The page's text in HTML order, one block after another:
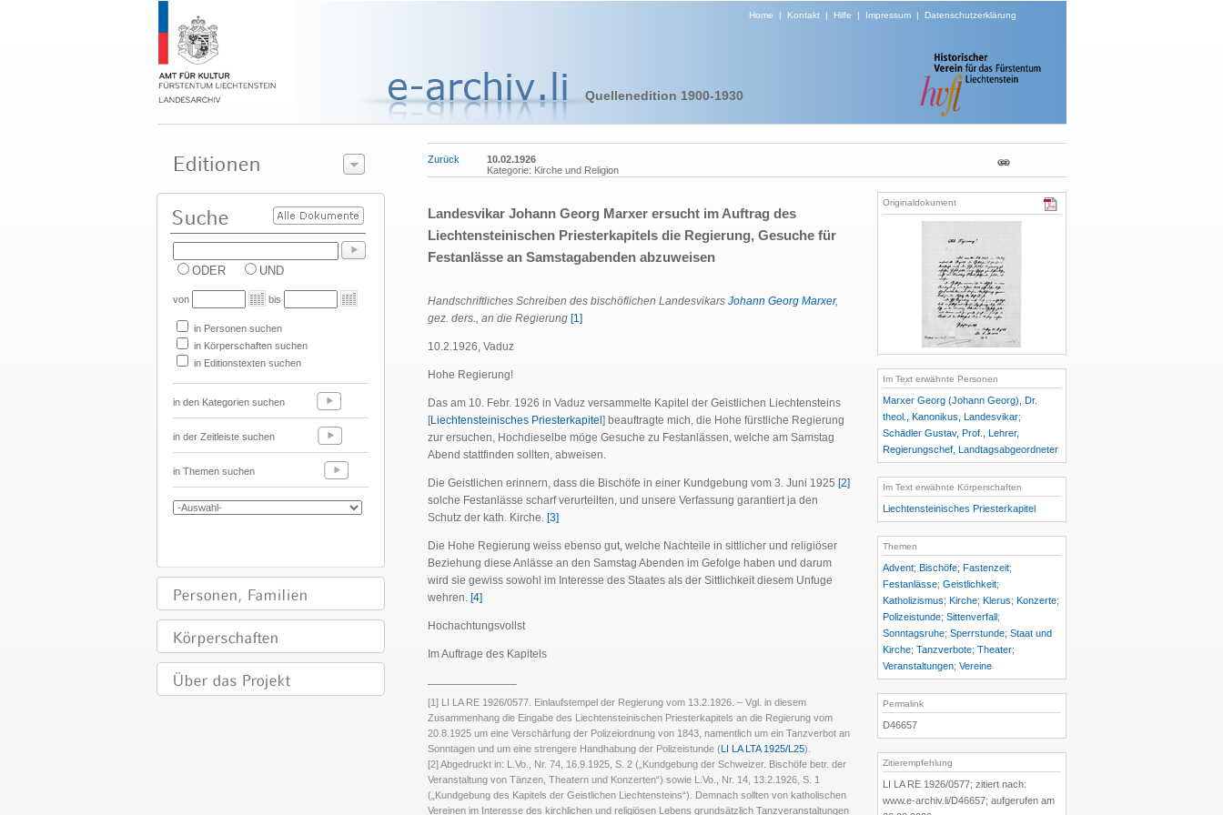
Home | Kontakt| Hilfe | Impressum| Datenschutzerklärung
Quellenedition 1900-1930
ODER UND
von bis
in Personen suchen
in Körperschaften suchen
in Editionstexten suchen
in den Kategorien suchen
in der Zeitleiste suchen
in Themen suchen
Zurück
10.02.1926
Kategorie: Kirche und Religion
Landesvikar Johann Georg Marxer ersucht im Auftrag des
Liechtensteinischen Priesterkapitels die Regierung, Gesuche für
Festanlässe an Samstagabenden abzuweisen
Handschriftliches Schreiben des bischöflichen Landesvikars Johann Georg Marxer,
gez. ders., an die Regierung [1]
10.2.1926, Vaduz
Hohe Regierung!
Das am 10. Febr. 1926 in Vaduz versammelte Kapitel der Geistlichen Liechtensteins
[Liechtensteinisches Priesterkapitel ] beauftragte mich, die Hohe fürstliche Regierung
zur ersuchen, Hochdieselbe möge Gesuche zu Festanlässen, welche am Samstag
Abend stattfinden sollten, abweisen.
Die Geistlichen erinnern, dass die Bischöfe in einer Kundgebung vom 3. Juni 1925 [2]
solche Festanlässe scharf verurteilten, und unsere Verfassung garantiert ja den
Schutz der kath. Kirche. [3]
Die Hohe Regierung weiss ebenso gut, welche Nachteile in sittlicher und religiöser
Beziehung diese Anlässe an den Samstag Abenden im Gefolge haben und darum
wird sie gewiss sowohl im Interesse des Staates als der Sittlichkeit diesem Unfuge
wehren. [4]
Hochachtungsvollst
Im Auftrage des Kapitels
[1] LI LA RE 1926/0577. Einlaufstempel der Regierung vom 13.2.1926. – Vgl. in diesem
Zusammenhang die Eingabe des Liechtensteinischen Priesterkapitels an die Regierung vom
20.8.1925 um eine Verschärfung der Polizeiordnung von 1843, namentlich um ein Tanzverbot an
Sonntagen und um eine strengere Handhabung der Polizeistunde (LI LA LTA 1925/L25).
[2] Abgedruckt in: L.Vo., Nr. 74, 16.9.1925, S. 2 („Kundgebung der Schweizer. Bischöfe betr. der
Veranstaltung von Tänzen, Theatern und Konzerten“) sowie L.Vo., Nr. 14, 13.2.1926, S. 1
(„Kundgebung des Kapitels der Geistlichen Liechtensteins“). Demnach sollten von katholischen
Vereinen im Interesse des kirchlichen und religiösen Lebens grundsätzlich Tanzveranstaltungen
Originaldokument
Im Text erwähnte Personen
Marxer Georg (Johann Georg), Dr.
theol., Kanonikus, Landesvikar;
Schädler Gustav, Prof., Lehrer,
Regierungschef, Landtagsabgeordneter
Im Text erwähnte Körperschaften
Liechtensteinisches Priesterkapitel
Themen
Advent; Bischöfe; Fastenzeit;
Festanlässe; Geistlichkeit;
Katholizismus; Kirche; Klerus; Konzerte;
Polizeistunde; Sittenverfall;
Sonntagsruhe; Sperrstunde; Staat und
Kirche; Tanzverbote; Theater;
Veranstaltungen; Vereine
Permalink
D46657
Zitierempfehlung
LI LA RE 1926/0577; zitiert nach:
www.e-archiv.li/D46657; aufgerufen am